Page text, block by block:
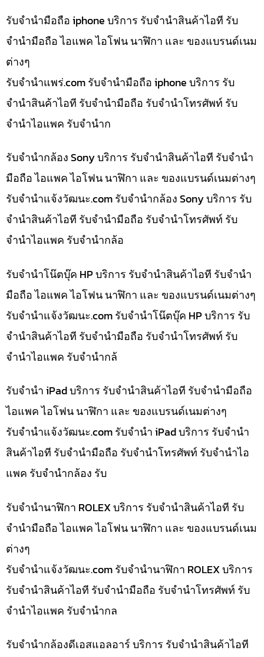
รับจำนำมือถือ iphone บริการ รับจำนำสินค้าไอที รับ
จำนำมือถือ ไอแพค ไอโฟน นาฬิกา และ ของแบรนด์เนม
ต่างๆ
รับจํานําแพร่.com รับจำนำมือถือ iphone บริการ รับ
จำนำสินค้าไอที รับจำนำมือถือ รับจำนำโทรศัพท์ รับ
จำนำไอแพค รับจำนำก
รับจำนำกล้อง Sony บริการ รับจำนำสินค้าไอที รับจำนำ
มือถือ ไอแพค ไอโฟน นาฬิกา และ ของแบรนด์เนมต่างๆ
รับจํานําแจ้งวัฒนะ.com รับจำนำกล้อง Sony บริการ รับ
จำนำสินค้าไอที รับจำนำมือถือ รับจำนำโทรศัพท์ รับ
จำนำไอแพค รับจำนำกล้อ
รับจำนำโน๊ตบุ๊ค HP บริการ รับจำนำสินค้าไอที รับจำนำ
มือถือ ไอแพค ไอโฟน นาฬิกา และ ของแบรนด์เนมต่างๆ
รับจํานําแจ้งวัฒนะ.com รับจำนำโน๊ตบุ๊ค HP บริการ รับ
จำนำสินค้าไอที รับจำนำมือถือ รับจำนำโทรศัพท์ รับ
จำนำไอแพค รับจำนำกล้
รับจำนำ iPad บริการ รับจำนำสินค้าไอที รับจำนำมือถือ
ไอแพค ไอโฟน นาฬิกา และ ของแบรนด์เนมต่างๆ
รับจํานําแจ้งวัฒนะ.com รับจำนำ iPad บริการ รับจำนำ
สินค้าไอที รับจำนำมือถือ รับจำนำโทรศัพท์ รับจำนำไอ
แพค รับจำนำกล้อง รับ
รับจำนำนาฬิกา ROLEX บริการ รับจำนำสินค้าไอที รับ
จำนำมือถือ ไอแพค ไอโฟน นาฬิกา และ ของแบรนด์เนม
ต่างๆ
รับจํานําแจ้งวัฒนะ.com รับจำนำนาฬิกา ROLEX บริการ
รับจำนำสินค้าไอที รับจำนำมือถือ รับจำนำโทรศัพท์ รับ
จำนำไอแพค รับจำนำกล
รับจำนำกล้องดีเอสแอลอาร์ บริการ รับจำนำสินค้าไอที